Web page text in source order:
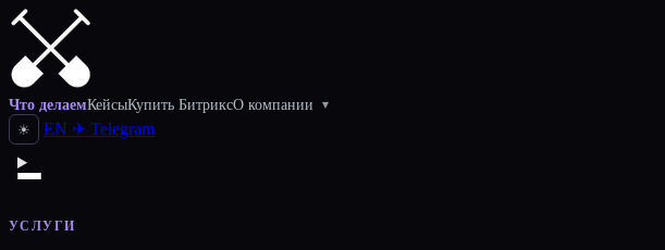
Что делаемКейсыКупить БитриксО компании ▾
☀ EN ✈ Telegram
УСЛУГИ